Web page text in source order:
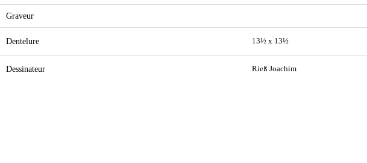
Graveur
Dentelure 13½ x 13½
Dessinateur Rieß Joachim